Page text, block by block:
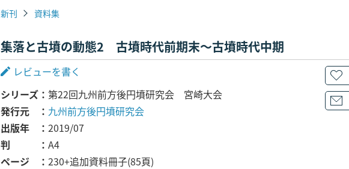
新刊 資料集
集落と古墳の動態2 古墳時代前期末～古墳時代中期
レビューを書く
シリーズ
第22回九州前方後円墳研究会 宮崎大会
発行元
九州前方後円墳研究会
出版年
2019/07
判
A4
ページ
230+追加資料冊子(85頁)